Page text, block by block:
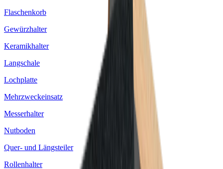
Flaschenkorb
Gewürzhalter
Keramikhalter
Langschale
Lochplatte
Mehrzweckeinsatz
Messerhalter
Nutboden
Quer- und Längsteiler
Rollenhalter